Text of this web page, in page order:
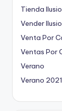
Tienda
Vender
Venta Por
Ventas Por
Verano
Verano 2021